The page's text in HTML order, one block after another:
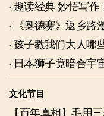
趣读经典 妙悟写作
《奥德赛》返乡路
孩子教我们大人哪
日本狮子竟暗合
文化节目
【百年真相】毛用